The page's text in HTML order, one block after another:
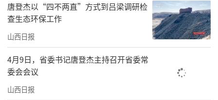
唐登杰以“四不两直”方式到吕梁调研检
查生态环保工作
山西日报
4月9日，省委书记唐登杰主持召开省委常
委会会议
山西日报